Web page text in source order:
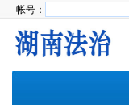
帐号：